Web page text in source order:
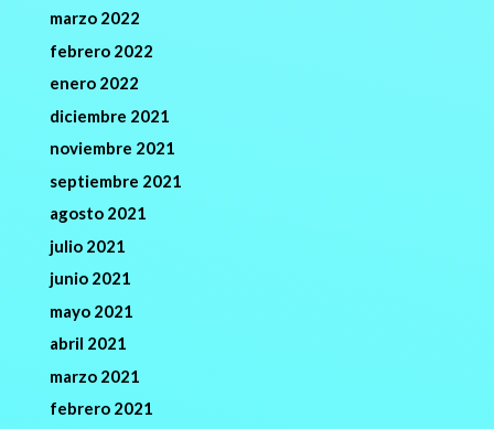
marzo 2022
febrero 2022
enero 2022
diciembre 2021
noviembre 2021
septiembre 2021
agosto 2021
julio 2021
junio 2021
mayo 2021
abril 2021
marzo 2021
febrero 2021